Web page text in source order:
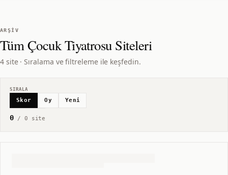
ARŞIV
TümÇocuk TiyatrosuSiteleri
4 site · Sıralama ve filtreleme ile keşfedin.
SIRALA
Skor Oy Yeni
0/ 0 site